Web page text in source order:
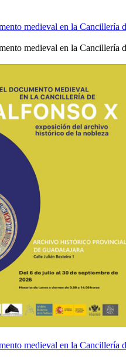
medieval en la Cancillería
medieval en la Cancillería
medieval en la Cancillería